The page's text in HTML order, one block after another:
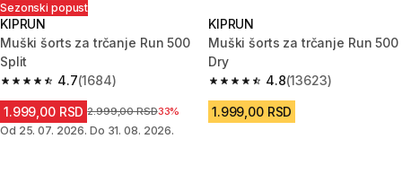
Sezonski popust
KIPRUN
Muški šorts za trčanje Run 500
Split
4.7
4.7 od 5 zvezdica from 1684 Recenzije
(1684)
1.999,00 RSD Cena pre sniženja
2.999,00 RSD33%
Od 25. 07. 2026. Do 31. 08. 2026.
KIPRUN
Muški šorts za trčanje Run 500
Dry
4.8
4.8 od 5 zvezdica from 13623
(13623)
1.999,00 RSD